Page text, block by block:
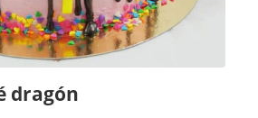
dragón